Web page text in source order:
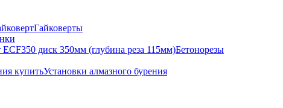
Гайковерты
Бетонорезы
Установки алмазного бурения